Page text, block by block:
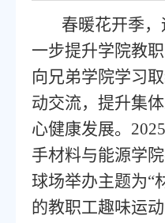
春暖花开季
一步提升学院教
向兄弟学院学习
动交流，提升集
心健康发展。
手材料与能源学
球场举办主题为“
的教职工趣味运